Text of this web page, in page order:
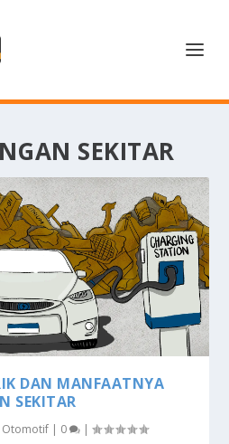
SEKITAR
DAN MANFAATNYA
SEKITAR
Otomotif | 0 |